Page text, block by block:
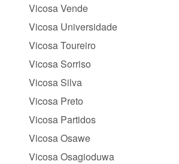
Vicosa Vende
Vicosa Universidade
Vicosa Toureiro
Vicosa Sorriso
Vicosa Silva
Vicosa Preto
Vicosa Partidos
Vicosa Osawe
Vicosa Osagioduwa